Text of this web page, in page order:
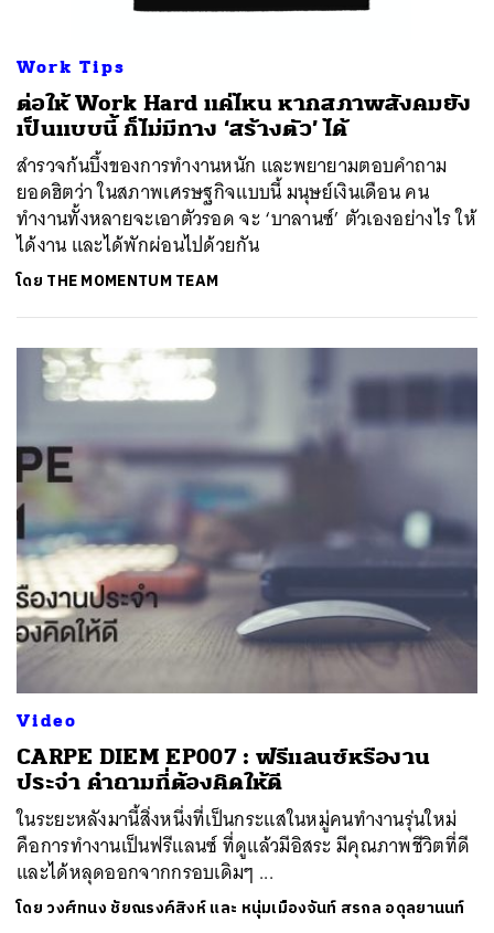
Work Tips
ต่อให้ Work Hard แค่ไหน หากสภาพสังคมยัง
เป็นแบบนี้ ก็ไม่มีทาง ‘สร้างตัว’ ได้
สำรวจก้นบึ้งของการทำงานหนัก และพยายามตอบคำถาม
ยอดฮิตว่า ในสภาพเศรษฐกิจแบบนี้ มนุษย์เงินเดือน คน
ทำงานทั้งหลายจะเอาตัวรอด จะ ‘บาลานซ์’ ตัวเองอย่างไร ให้
ได้งาน และได้พักผ่อนไปด้วยกัน
โดย THE MOMENTUM TEAM
Video
CARPE DIEM EP007 : ฟรีแลนซ์หรืองาน
ประจำ คำถามที่ต้องคิดให้ดี
ในระยะหลังมานี้สิ่งหนึ่งที่เป็นกระแสในหมู่คนทำงานรุ่นใหม่
คือการทำงานเป็นฟรีแลนซ์ ที่ดูแล้วมีอิสระ มีคุณภาพชีวิตที่ดี
และได้หลุดออกจากกรอบเดิมๆ ...
โดยวงศ์ทนง ชัยณรงค์สิงห์ และ หนุ่มเมืองจันท์ สรกล อดุลยานนท์
SHARE TWEET LINE EMAIL